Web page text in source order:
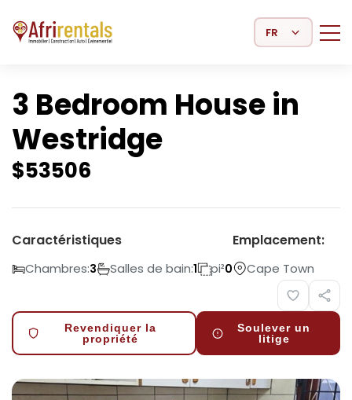
Select Language
3 Bedroom House in
Westridge
$53506
Caractéristiques
Chambres:3 Salles de bain:1 pi²0
Emplacement:
Cape Town
Revendiquer la
propriété
Soulever un
litige